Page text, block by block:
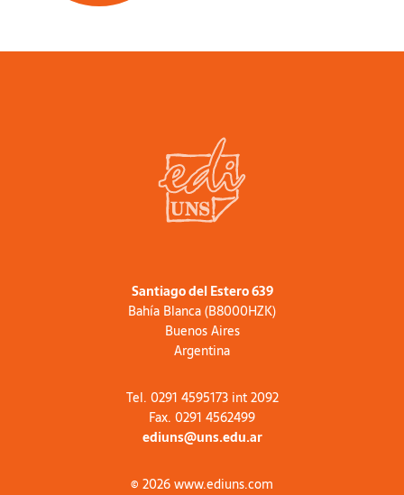
Santiago del Estero 639
Bahía Blanca (B8000HZK)
Buenos Aires
Argentina
Tel. 0291 4595173 int 2092
Fax. 0291 4562499
ediuns@uns.edu.ar
© 2026 www.ediuns.com